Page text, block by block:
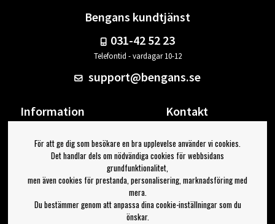
Bengans kundtjänst
031-42 52 23
Telefontid - vardagar 10-12
support@bengans.se
Information
Om Bengans
FAQ / Köp- & Leveransvillkor
Kontakt
Din sida
Logga ut
Jag vill ha tips från Bengans
För att ge dig som besökare en bra upplevelse använder vi cookies.
Det handlar dels om nödvändiga cookies för webbsidans
grundfunktionalitet,
men även cookies för prestanda, personalisering, marknadsföring med
mera.
Du bestämmer genom att anpassa dina cookie-inställningar som du
önskar.